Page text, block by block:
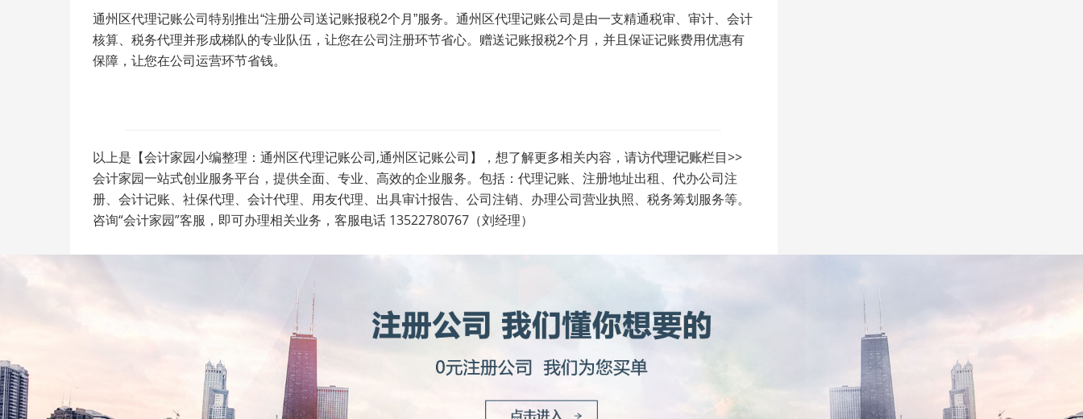
通州区代理记账公司特别推出“注册公司送记账报税2个月 ”服务。通州区代理记账公司是由一支精通税审、审计、会计
核算、税务代理并形成梯队的专业队伍，让您在公司注册环节省心。赠送记账报税2个月，并且保证记账费用优惠有
保障，让您在公司运营环节省钱。
以上是【会计家园小编整理：通州区代理记账公司,通州区记账公司】，想了解更多相关内容，请访代理记账栏目>>
会计家园一站式创业服务平台，提供全面、专业、高效的企业服务。包括：代理记账、注册地址出租、代办公司注
册、会计记账、社保代理、会计代理、用友代理、出具审计报告、公司注销、办理公司营业执照、税务筹划服务等。
咨询“会计家园”客服，即可办理相关业务，客服电话 13522780767（刘经理）